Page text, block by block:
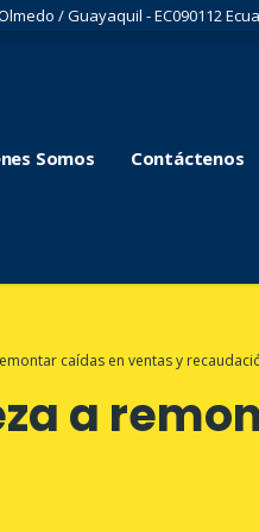
/ Guayaquil - EC090112
Somos Contáctenos
caídas en ventas y
a